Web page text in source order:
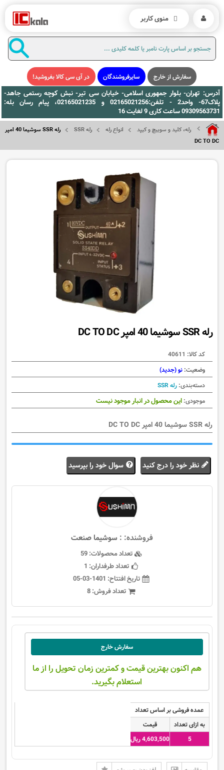
سفارش از خارج سایرفروشندگان در آی سی کالا بفروشید!
آدرس: تهران- بلوار جمهوری اسلامی- خیابان سی تیر- نبش کوچه رستمی جاهد-
پلاک67- واحد2 - تلفن:02165021256 و 02165021235، پیام رسان بله:
09309563731 ساعت کاری 9 لغایت 16
رله، کلید و سوییچ و کیپد انواع رله رله SSR
رله SSR سوشیما 40 امپر
DC TO DC
رله SSR سوشیما 40 امپر DC TO DC
کد کالا: 40611
وضعیت: نو (جدید)
دسته‌بندی: رله SSR
موجودی: این محصول در انبار موجود نیست
رله SSR سوشیما 40 امپر DC TO DC
نظر خود را درج کنید سوال خود را بپرسید
فروشنده: : سوشیما صنعت
تعداد محصولات:59
تعداد طرفداران: 1
تاریخ افتتاح: 1401-03-05
تعداد فروش:8
سفارش خارج
هم اکنون بهترین قیمت و کمترین زمان تحویل را از ما
استعلام بگیرید.
عمده فروشی بر اساس تعداد
به ازای تعداد
قیمت
5
4,603,500 ریال
منوی کاربر